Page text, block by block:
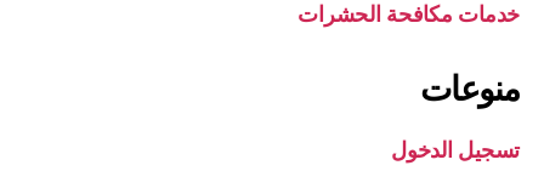
خدمات مكافحة الحشرات
منوعات
تسجيل الدخول